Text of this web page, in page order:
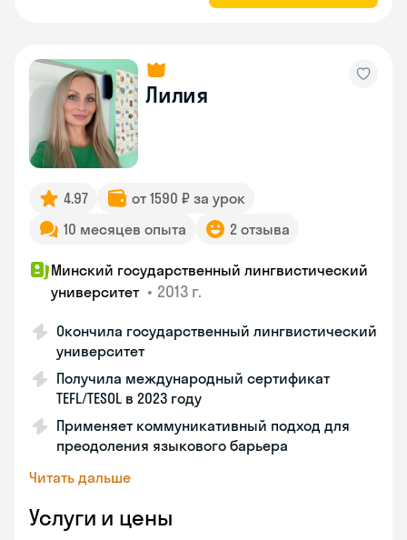
Лилия
4.97
от 1590 ₽ за урок
10 месяцев опыта
2 отзыва
Минский государственный лингвистический
университет • 2013 г.
Окончила государственный лингвистический
университет
Получила международный сертификат
TEFL/TESOL в 2023 году
Применяет коммуникативный подход для
преодоления языкового барьера
Читать дальше
Услуги и цены